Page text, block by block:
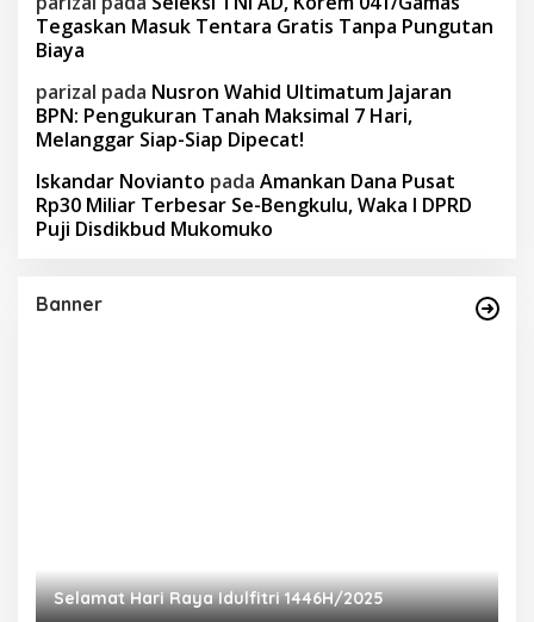
Tegaskan Masuk Tentara Gratis Tanpa Pungutan
Biaya
parizal pada Nusron Wahid Ultimatum Jajaran
BPN: Pengukuran Tanah Maksimal 7 Hari,
Melanggar Siap-Siap Dipecat!
Iskandar Novianto pada Amankan Dana Pusat
Rp30 Miliar Terbesar Se-Bengkulu, Waka I DPRD
Puji Disdikbud Mukomuko
Banner
Selamat Hari Raya Idulfitri 1446H/2025